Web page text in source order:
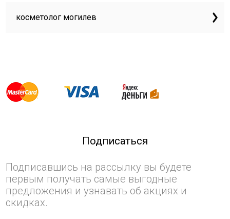
косметолог могилев
Подписаться
Подписавшись на рассылку вы будете
первым получать самые выгодные
предложения и узнавать об акциях и
скидках.